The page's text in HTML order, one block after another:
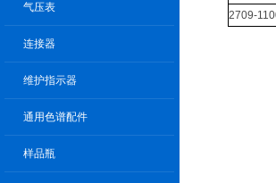
气压表
连接器
维护指示器
通用色谱配件
样品瓶
2709-